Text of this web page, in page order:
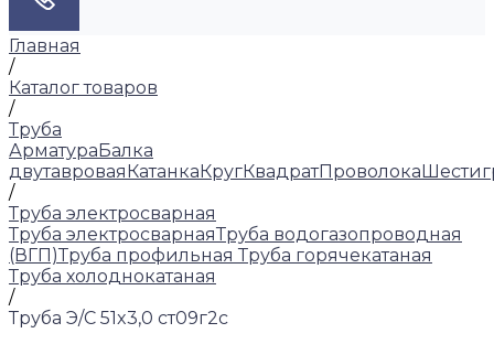
Главная
/
Каталог товаров
/
Труба
АрматураБалка
двутавроваяКатанкаКругКвадратПроволока
/
Труба электросварная
Труба электросварнаяТруба водогазопроводная
(ВГП)Труба профильная Труба горячекатаная
Труба холоднокатаная
/
Труба Э/С 51x3,0 ст09г2с